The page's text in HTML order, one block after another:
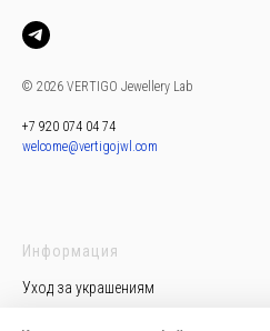
© 2026 VERTIGO Jewellery Lab
+7 920 074 04 74
welcome@vertigojwl.com
Информация
Уход за украшениям